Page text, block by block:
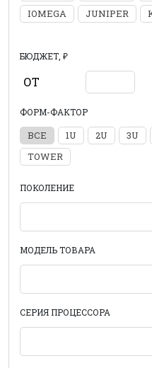
IOMEGA JUNIPER
БЮДЖЕТ, ₽
ОТ
ФОРМ-ФАКТОР
ВСЕ 1U 2U 3U
TOWER
ПОКОЛЕНИЕ
МОДЕЛЬ ТОВАРА
СЕРИЯ ПРОЦЕССОРА